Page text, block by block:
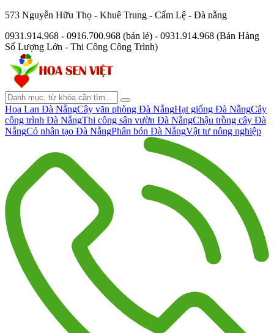
573 Nguyễn Hữu Thọ - Khuê Trung - Cẩm Lệ - Đà nẵng
0931.914.968 - 0916.700.968 (bán lẻ) - 0931.914.968 (Bán Hàng
Số Lượng Lớn - Thi Công Công Trình)
Hoa Lan Đà NẵngCây văn phòng Đà NẵngHạt giống Đà NẵngCây
công trình Đà NẵngThi công sân vườn Đà NẵngChậu trồng cây Đà
NẵngCỏ nhân tạo Đà NẵngPhân bón Đà NẵngVật tư nông nghiệp